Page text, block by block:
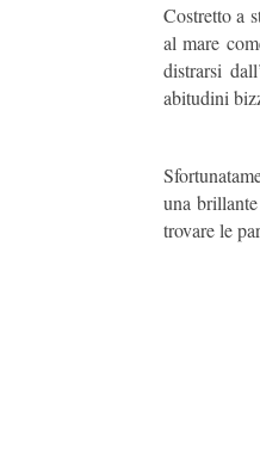
Costretto a
al mare
distrarsi
abitudini
una
trovare le